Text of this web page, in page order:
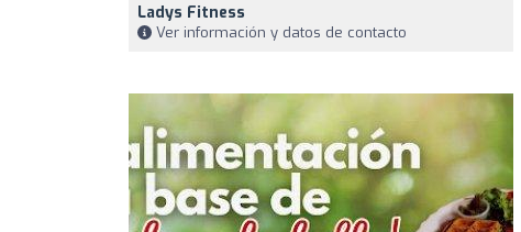
Ladys Fitness
Ver información y datos de contacto